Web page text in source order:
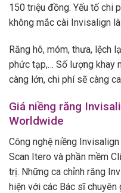
150 triệu đồng. Yếu tố chi
không mắc cài Invisalign
Răng hô, móm, thưa, lệch
phức tạp,… Số lượng khay
càng lớn, chi phí sẽ càng
Giá niềng răng
Worldwide
Công nghệ niềng
Scan Itero và phần mềm
trị. Những ca chỉnh răng
hiện với các Bác sĩ